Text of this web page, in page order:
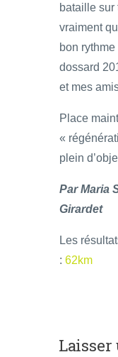
bataille sur
vraiment
bon
dossard
et mes
Place
«
plein
Par Maria
Girardet
Les
: 62km